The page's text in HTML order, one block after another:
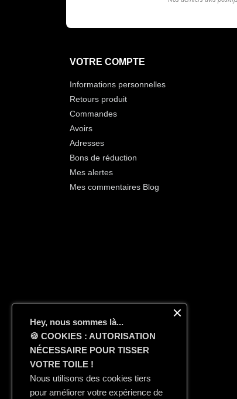
VOTRE COMPTE
Informations personnelles
Retours produit
Commandes
Avoirs
Adresses
Bons de réduction
Mes alertes
Mes commentaires Blog
Hey, nous sommes là...
🍪 COOKIES : AUTORISATION
NÉCESSAIRE POUR TISSER
VOTRE TOILE !
Nous utilisons des cookies tiers
pour améliorer votre expérience de